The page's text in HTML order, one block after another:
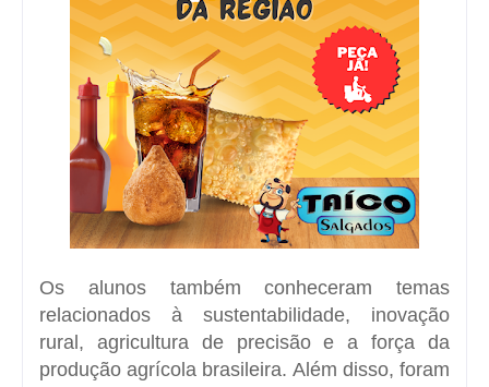
Os alunos também conheceram temas
relacionados à sustentabilidade, inovação
rural, agricultura de precisãoe a força da
produção agrícola brasileira. Além disso, foram